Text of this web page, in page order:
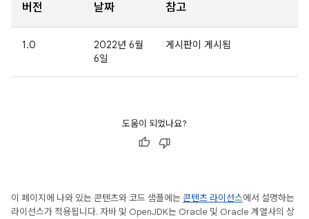
버전 날짜 참고
1.0
2022년 6월
6일
게시판이 게시됨
도움이 되었나요?
이 페이지에 나와 있는 콘텐츠와 코드 샘플에는 콘텐츠 라이선스에서 설명하는
라이선스가 적용됩니다. 자바 및 OpenJDK는 Oracle 및 Oracle 계열사의 상